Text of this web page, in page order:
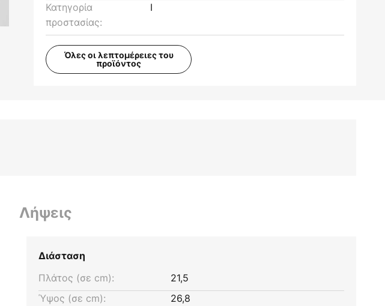
Κατηγορία
προστασίας:
I
Όλες οι λεπτομέρειες του
προϊόντος
Λήψεις
Διάσταση
Πλάτος (σε cm):
21,5
Ύψος (σε cm):
26,8